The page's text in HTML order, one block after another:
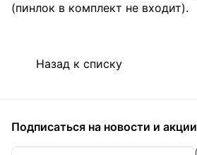
(пинлок в комплект не входит).
Назад к списку
Подписаться на новости и акции